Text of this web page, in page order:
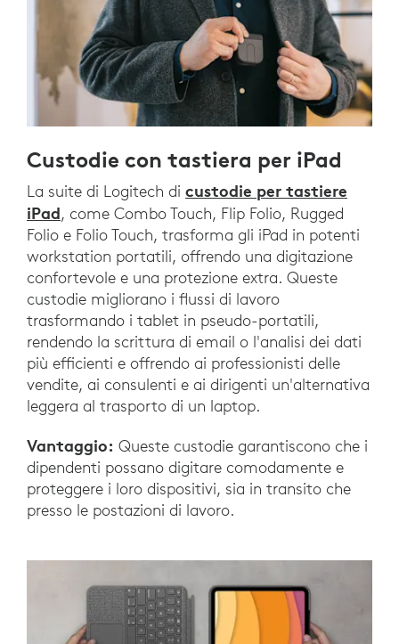
Custodie con tastiera per iPad
La suite di Logitech di custodie per tastiere
iPad, come Combo Touch, Flip Folio, Rugged
Folio e Folio Touch, trasforma gli iPad in potenti
workstation portatili, offrendo una digitazione
confortevole e una protezione extra. Queste
custodie migliorano i flussi di lavoro
trasformando i tablet in pseudo-portatili,
rendendo la scrittura di email o l'analisi dei dati
più efficienti e offrendo ai professionisti delle
vendite, ai consulenti e ai dirigenti un'alternativa
leggera al trasporto di un laptop.
Vantaggio: Queste custodie garantiscono che i
dipendenti possano digitare comodamente e
proteggere i loro dispositivi, sia in transito che
presso le postazioni di lavoro.